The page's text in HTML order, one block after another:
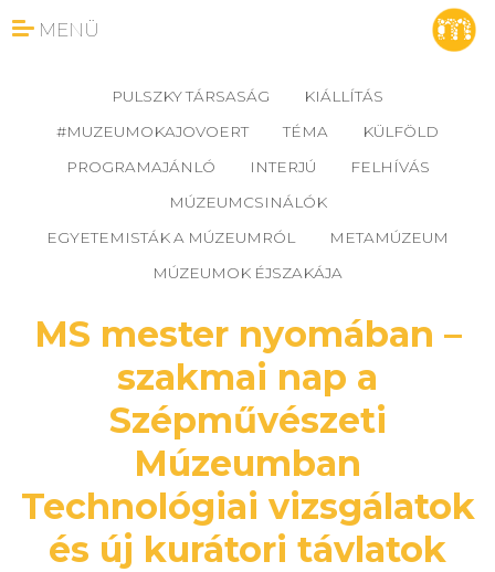
MENÜ
PULSZKY TÁRSASÁG
KIÁLLÍTÁS
#MUZEUMOKAJOVOERT
TÉMA
KÜLFÖLD
PROGRAMAJÁNLÓ
INTERJÚ
FELHÍVÁS
MÚZEUMCSINÁLÓK
EGYETEMISTÁK A MÚZEUMRÓL
METAMÚZEUM
MÚZEUMOK ÉJSZAKÁJA
MS mester nyomában –
szakmai nap a
Szépművészeti
Múzeumban
Technológiai vizsgálatok
és új kurátori távlatok